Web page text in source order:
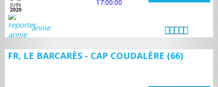
JUIN
2020
annie
FR, LE BARCARÈS - CAP COUDALÈRE (66)